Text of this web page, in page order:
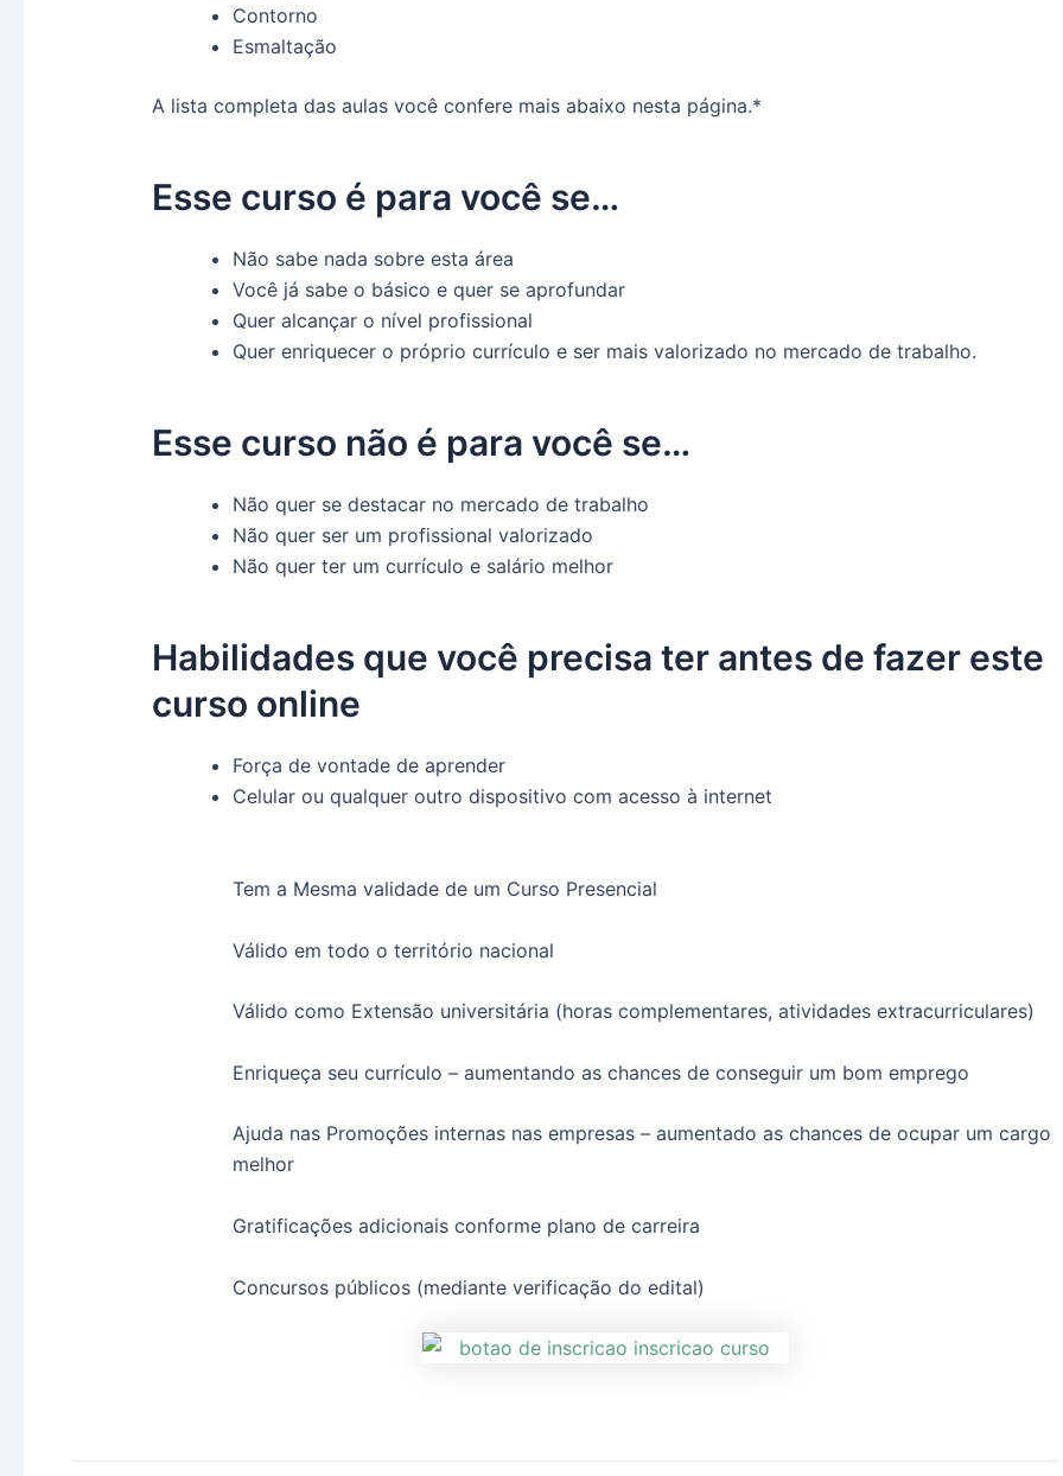
Contorno
Esmaltação
A lista completa das aulas você confere mais abaixo nesta página.*
Esse curso é para você se…
Não sabe nada sobre esta área
Você já sabe o básico e quer se aprofundar
Quer alcançar o nível profissional
Quer enriquecer o próprio currículo e ser mais valorizado no mercado de trabalho.
Esse curso não é para você se…
Não quer se destacar no mercado de trabalho
Não quer ser um profissional valorizado
Não quer ter um currículo e salário melhor
Habilidades que você precisa ter antes de fazer este
curso online
Força de vontade de aprender
Celular ou qualquer outro dispositivo com acesso à internet
Tem a Mesma validade de um Curso Presencial
Válido em todo o território nacional
Válido como Extensão universitária (horas complementares, atividades extracurriculares)
Enriqueça seu currículo – aumentando as chances de conseguir um bom emprego
Ajuda nas Promoções internas nas empresas – aumentado as chances de ocupar um cargo
melhor
Gratificações adicionais conforme plano de carreira
Concursos públicos (mediante verificação do edital)